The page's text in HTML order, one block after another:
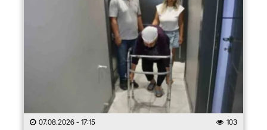
07.08.2026 - 17:15 103